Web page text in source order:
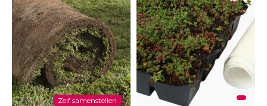
Zelf samenstellen